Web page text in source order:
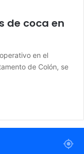
de coca en
en el
de Colón, se